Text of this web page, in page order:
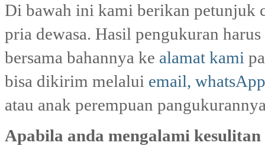
Di bawah ini kami berikan petunjuk
pria dewasa. Hasil pengukuran
bersama bahannya ke alamat kami
bisa dikirim melalui email,
atau anak perempuan
Apabila anda mengalami